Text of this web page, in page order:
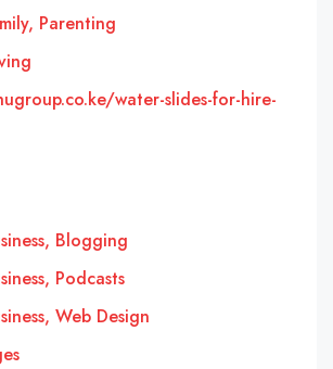
Parenting
water-slides-for-hire-
Blogging
Podcasts
Web Design